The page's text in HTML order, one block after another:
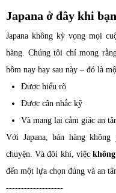
Japana ở đây khi
Japana không kỳ vọng mọi
hàng. Chúng tôi chỉ mong
hôm nay hay sau này – đó là
Được hiểu rõ
Được cân nhắc kỹ
Và mang lại cảm giác an
Với Japana, bán hàng
chuyện. Và đôi khi, việc
đến một lựa chọn đúng và an
-------------------